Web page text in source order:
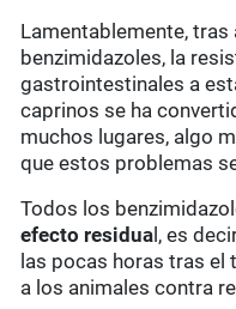
Lamentablemente,
benzimidazoles, la
gastrointestinales a
caprinos se ha
muchos lugares, algo
que estos problemas
Todos los
efecto residua l, es
las pocas horas tras
a los animales contra